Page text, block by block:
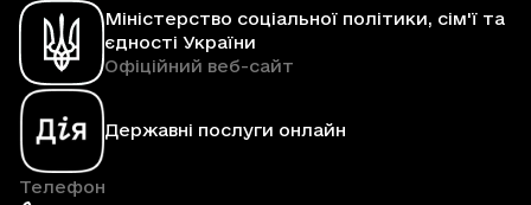
Міністерство соціальної політики, сім'ї та
єдності України
Офіційний веб-сайт
Державні послуги онлайн
Телефон